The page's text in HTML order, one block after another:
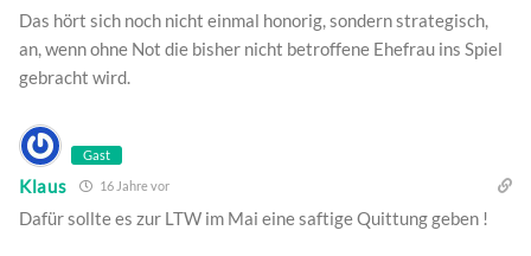
Das hört sich noch nicht einmal honorig, sondern strategisch,
an, wenn ohne Not die bisher nicht betroffene Ehefrau ins Spiel
gebracht wird.
Gast
Klaus 16 Jahre vor
Dafür sollte es zur LTW im Mai eine saftige Quittung geben !